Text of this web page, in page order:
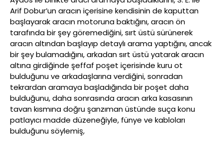
Arif Dobur’un aracın içerisine kendisinin de kaputtan
başlayarak aracın motoruna baktığını, aracın ön
tarafında bir şey göremediğini, sırt üstü sürünerek
aracın altından başlayıp detaylı arama yaptığını, ancak
bir şey bulamadığını, arkadan sırt üstü yatarak aracın
altına girdiğinde şeffaf poşet içerisinde kuru ot
bulduğunu ve arkadaşlarına verdiğini, sonradan
tekrardan aramaya başladığında bir poşet daha
bulduğunu, daha sonrasında aracın arka kasasının
tavan kısmına doğru şanzıman üstünde suça konu
patlayıcı madde düzeneğiyle, fünye ve kabloları
bulduğunu söylemiş,